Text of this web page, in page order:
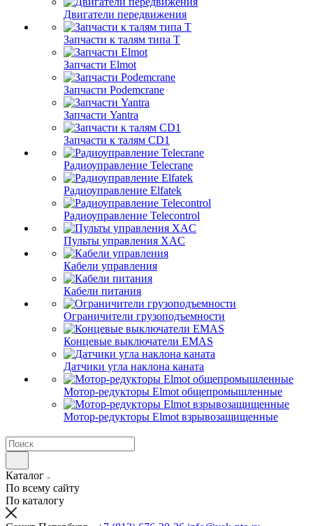
Двигатели передвижения
Запчасти к талям типа Т
Запчасти Elmot
Запчасти Podemcrane
Запчасти Yantra
Запчасти к талям CD1
Радиоуправление Telecrane
Радиоуправление Elfatek
Радиоуправление Telecontrol
Пульты управления XAC
Кабели управления
Кабели питания
Ограничители грузоподъемности
Концевые выключатели EMAS
Датчики угла наклона каната
Мотор-редукторы Elmot общепромышленные
Мотор-редукторы Elmot взрывозащищенные
Каталог
По всему сайту
По каталогу